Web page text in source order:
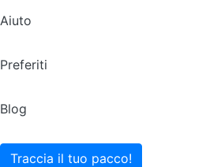
Aiuto
Preferiti
Blog
Traccia il tuo pacco!